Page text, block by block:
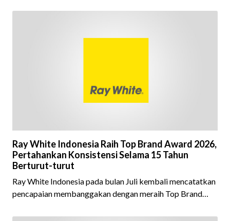
Ray White Indonesia Raih Top Brand Award 2026,
Pertahankan Konsistensi Selama 15 Tahun
Berturut-turut
Ray White Indonesia pada bulan Juli kembali mencatatkan
pencapaian membanggakan dengan meraih Top Brand
ini menjadi semakin istimewa karena Ray White Indonesia